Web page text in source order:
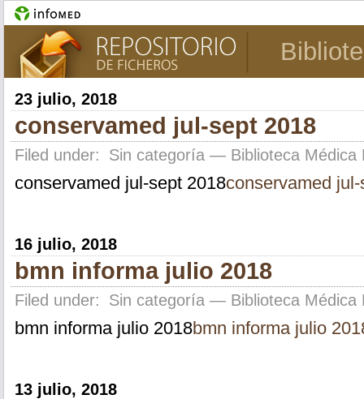
23 julio, 2018
conservamed jul-sept 2018
Filed under: Sin categoría— Biblioteca Médica
conservamed jul-sept 2018conservamed
16 julio, 2018
bmn informa julio 2018
Filed under: Sin categoría— Biblioteca Médica
bmn informa julio 2018bmn informa julio
13 julio, 2018